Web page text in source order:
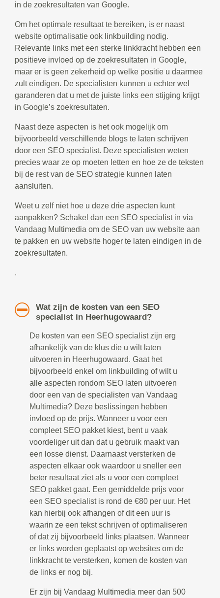
in de zoekresultaten van Google.
Om het optimale resultaat te bereiken, is er naast
website optimalisatie ook linkbuilding nodig.
Relevante links met een sterke linkkracht hebben een
positieve invloed op de zoekresultaten in Google,
maar er is geen zekerheid op welke positie u daarmee
zult eindigen. De specialisten kunnen u echter wel
garanderen dat u met de juiste links een stijging krijgt
in Google’s zoekresultaten.
Naast deze aspecten is het ook mogelijk om
bijvoorbeeld verschillende blogs te laten schrijven
door een SEO specialist. Deze specialisten weten
precies waar ze op moeten letten en hoe ze de teksten
bij de rest van de SEO strategie kunnen laten
aansluiten.
Weet u zelf niet hoe u deze drie aspecten kunt
aanpakken? Schakel dan een SEO specialist in via
Vandaag Multimedia om de SEO van uw website aan
te pakken en uw website hoger te laten eindigen in de
zoekresultaten.
.
Wat zijn de kosten van een SEO
specialist in Heerhugowaard?
De kosten van een SEO specialist zijn erg
afhankelijk van de klus die u wilt laten
uitvoeren in Heerhugowaard. Gaat het
bijvoorbeeld enkel om linkbuilding of wilt u
alle aspecten rondom SEO laten uitvoeren
door een van de specialisten van Vandaag
Multimedia? Deze beslissingen hebben
invloed op de prijs. Wanneer u voor een
compleet SEO pakket kiest, bent u vaak
voordeliger uit dan dat u gebruik maakt van
een losse dienst. Daarnaast versterken de
aspecten elkaar ook waardoor u sneller een
beter resultaat ziet als u voor een compleet
SEO pakket gaat. Een gemiddelde prijs voor
een SEO specialist is rond de €80 per uur. Het
kan hierbij ook afhangen of dit een uur is
waarin ze een tekst schrijven of optimaliseren
of dat zij bijvoorbeeld links plaatsen. Wanneer
er links worden geplaatst op websites om de
linkkracht te versterken, komen de kosten van
de links er nog bij.
Er zijn bij Vandaag Multimedia meer dan 500